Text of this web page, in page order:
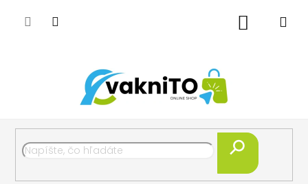
Hľadať
Nákupný